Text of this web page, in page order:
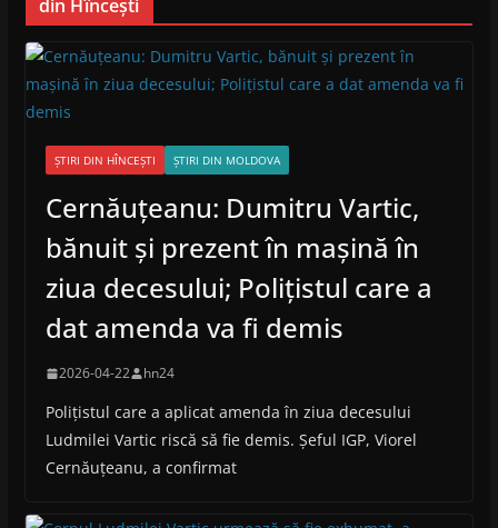
din Hîncești
ȘTIRI DIN HÎNCEȘTI ȘTIRI DIN MOLDOVA
Cernăuțeanu: Dumitru Vartic,
bănuit și prezent în mașină în
ziua decesului; Polițistul care a
dat amenda va fi demis
2026-04-22 hn24
Polițistul care a aplicat amenda în ziua decesului
Ludmilei Vartic riscă să fie demis. Șeful IGP, Viorel
Cernăuțeanu, a confirmat